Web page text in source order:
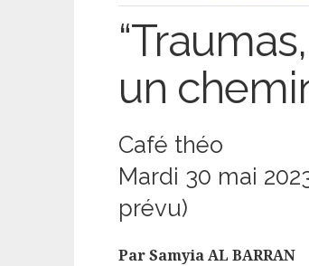
un
Café théo
Mardi 30 mai
prévu)
Par Samyia AL BARRAN